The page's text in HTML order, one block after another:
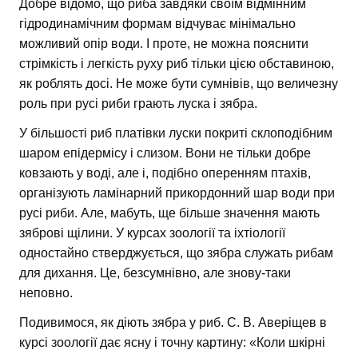
Добре відомо, що риба завдяки своїм відмінним
гідродинамічним формам відчуває мінімально
можливий опір води. І проте, не можна пояснити
стрімкість і легкість руху риб тільки цією обставиною,
як роблять досі. Не може бути сумнівів, що величезну
роль при русі риби грають луска і зябра.
У більшості риб платівки луски покриті склоподібним
шаром епідермісу і слизом. Вони не тільки добре
ковзають у воді, але і, подібно оперенням птахів,
організують ламінарний прикордонний шар води при
русі риби. Але, мабуть, ще більше значення мають
зяброві щілини. У курсах зоології та іхтіології
одностайно стверджується, що зябра служать рибам
для дихання. Це, безсумнівно, але знову-таки
неповно.
Подивимося, як діють зябра у риб. С. В. Аверіщев в
курсі зоології дає ясну і точну картину: «Коли шкірні